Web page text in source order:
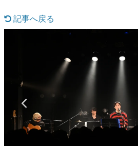
なんでゲームは面白い
です。
ゲームが変えた日本語
「経験値」「裏技」「ラス
イニーP氏が徹底調査。
カテゴリ
記事へ戻る